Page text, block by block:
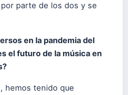
parte de los dos y se
en la pandemia del
el futuro de la música en
hemos tenido que